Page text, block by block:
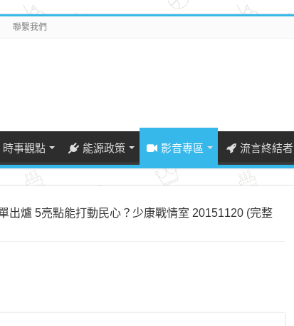
聯繫我們
時事觀點 能源政策 影音專區 流言終結者
出爐 5亮點能打動民心？少康戰情室 20151120 (完整